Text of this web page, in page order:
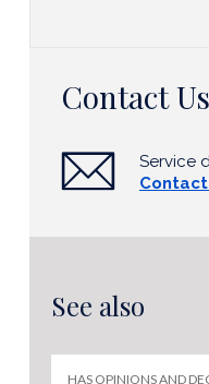
Contact Us
Service
Contact
See also
HAS OPINIONS AND